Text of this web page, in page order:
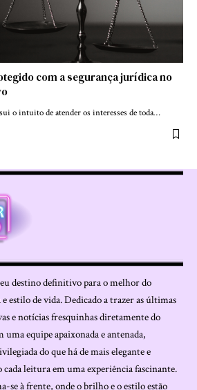
com a segurança jurídica no
o intuito de atender os interesses de toda…
destino definitivo para o melhor do
estilo de vida. Dedicado a trazer as últimas
e notícias fresquinhas diretamente do
equipe apaixonada e antenada,
do que há de mais elegante e
leitura em uma experiência fascinante.
se à frente, onde o brilho e o estilo estão